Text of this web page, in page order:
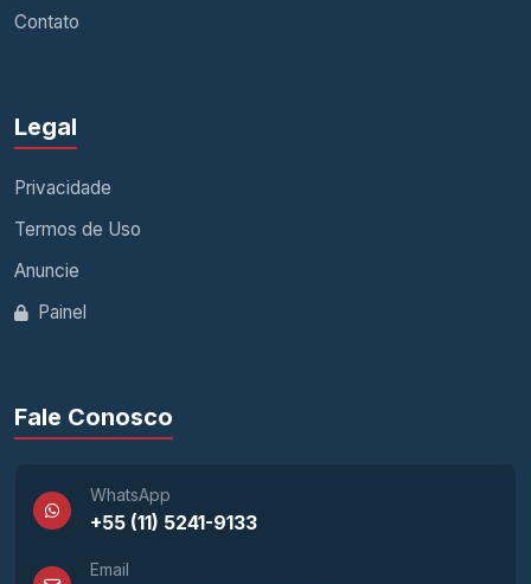
Contato
Legal
Privacidade
Termos de Uso
Anuncie
Painel
Fale Conosco
WhatsApp
+55 (11) 5241-9133
Email